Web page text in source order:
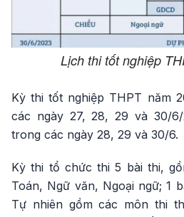
Lịch thi tốt nghiệp
Kỳ thi tốt nghiệp THPT năm
các ngày 27, 28, 29 và 30/
trong các ngày 28, 29 và 30/6.
Kỳ thi tổ chức thi 5 bài thi,
Toán, Ngữ văn, Ngoại ngữ; 1
Tự nhiên gồm các môn thi